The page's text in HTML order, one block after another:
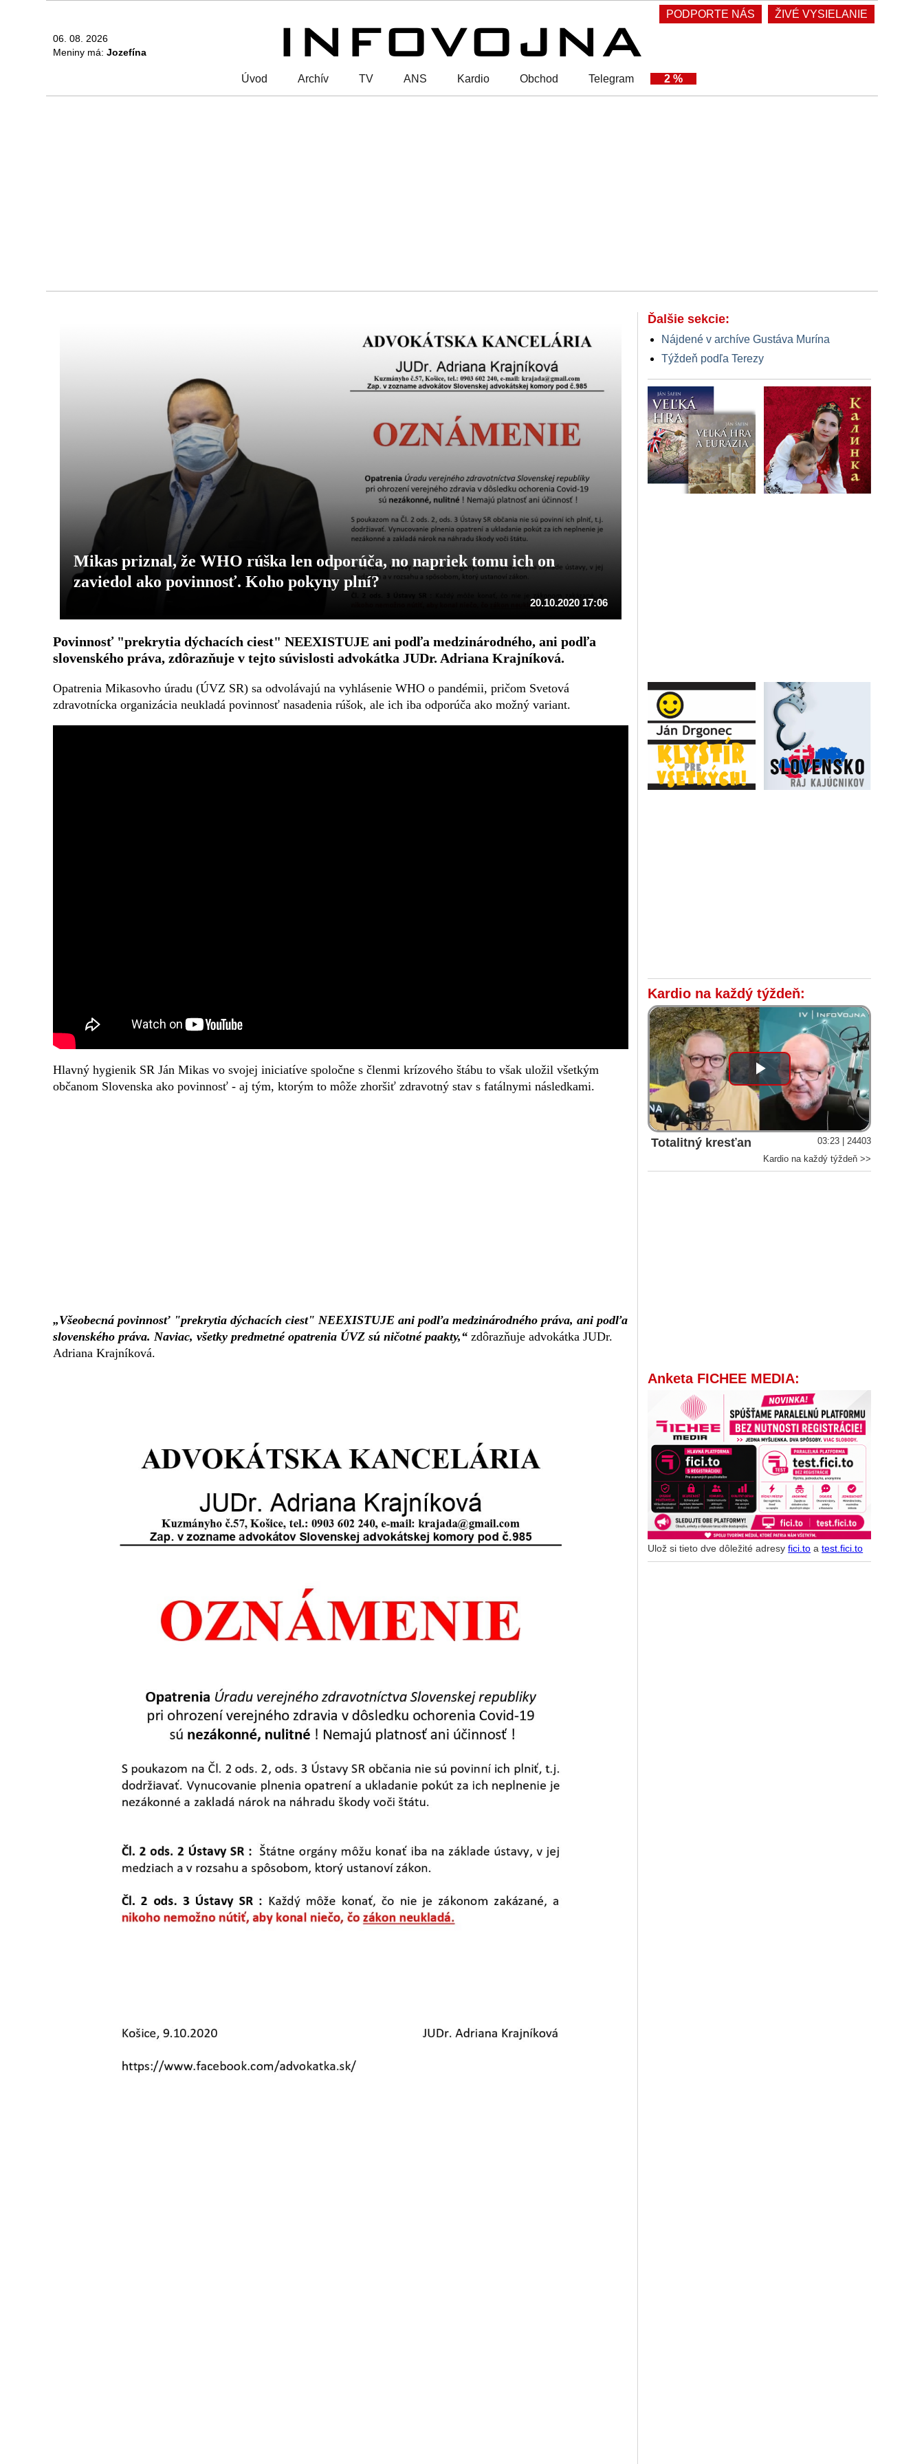
PODPORTE NÁS ŽIVÉ VYSIELANIE
06. 08. 2026
Meniny má: Jozefína
Úvod Archív TV ANS Kardio Obchod Telegram 2 %
Mikas priznal, že WHO rúška len odporúča, no napriek tomu ich on
zaviedol ako povinnosť. Koho pokyny plní?
20.10.2020 17:06
Povinnosť "prekrytia dýchacích ciest" NEEXISTUJE ani podľa medzinárodného, ani podľa
slovenského práva, zdôrazňuje v tejto súvislosti advokátka JUDr. Adriana Krajníková.
Opatrenia Mikasovho úradu (ÚVZ SR) sa odvolávajú na vyhlásenie WHO o pandémii, pričom Svetová
zdravotnícka organizácia neukladá povinnosť nasadenia rúšok, ale ich iba odporúča ako možný variant.
Hlavný hygienik SR Ján Mikas vo svojej iniciatíve spoločne s členmi krízového štábu to však uložil všetkým
občanom Slovenska ako povinnosť - aj tým, ktorým to môže zhoršiť zdravotný stav s fatálnymi následkami.
„Všeobecná povinnosť "prekrytia dýchacích ciest" NEEXISTUJE ani podľa medzinárodného práva, ani podľa
slovenského práva. Naviac, všetky predmetné opatrenia ÚVZ sú ničotné paakty,“ zdôrazňuje advokátka JUDr.
Adriana Krajníková.
Ďalšie sekcie:
Nájdené v archíve Gustáva Murína
Týždeň podľa Terezy
Kardio na každý týždeň:
Play
Video
Totalitný kresťan
03:23 | 24403
Kardio na každý týždeň >>
Anketa FICHEE MEDIA:
Ulož si tieto dve dôležité adresyfici.to atest.fici.to